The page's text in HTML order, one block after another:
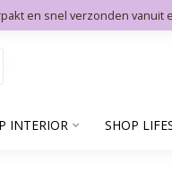
en snel verzonden vanuit
INTERIOR SHOP